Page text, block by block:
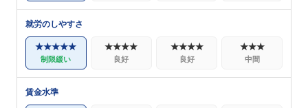
就労のしやすさ
★★★★★
制限緩い
★★★★
良好
★★★★
良好
★★★
中間
賃金水準